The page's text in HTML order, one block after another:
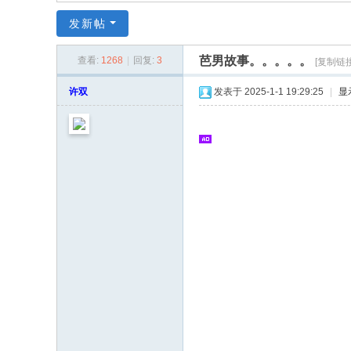
同
|
同
社
发新帖
查看: 1268 回复: 3 芭男故事。。。。。 [复制链
许双 发表于 2025-1-1 19:29:25 显